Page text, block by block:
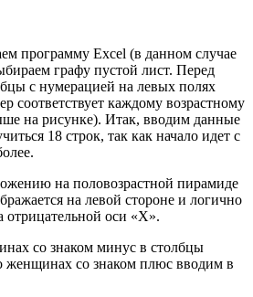
программу Excel (в данном случае
графу пустой лист. Перед
с нумерацией на левых полях
соответствует каждому возрастному
на рисунке). Итак, вводим данные
18 строк, так как начало идет с
на половозрастной пирамиде
на левой стороне и логично
отрицательной оси «Х».
со знаком минус в столбцы
со знаком плюс вводим в